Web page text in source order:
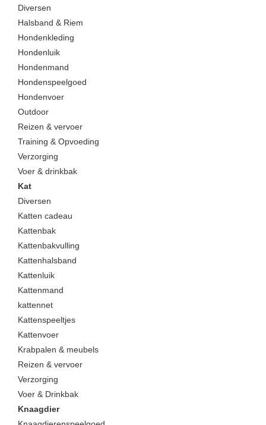
Diversen
Halsband & Riem
Hondenkleding
Hondenluik
Hondenmand
Hondenspeelgoed
Hondenvoer
Outdoor
Reizen & vervoer
Training & Opvoeding
Verzorging
Voer & drinkbak
Kat
Diversen
Katten cadeau
Kattenbak
Kattenbakvulling
Kattenhalsband
Kattenluik
Kattenmand
kattennet
Kattenspeeltjes
Kattenvoer
Krabpalen & meubels
Reizen & vervoer
Verzorging
Voer & Drinkbak
Knaagdier